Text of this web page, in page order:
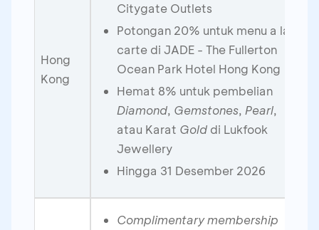
Hong
Kong
Citygate Outlets
Potongan 20% untuk menu a la
carte di JADE - The Fullerton
Ocean Park Hotel Hong Kong
Hemat 8% untuk pembelian
Diamond, Gemstones, Pearl,
atau Karat Gold di Lukfook
Jewellery
Hingga 31 Desember 2026
Complimentary membership